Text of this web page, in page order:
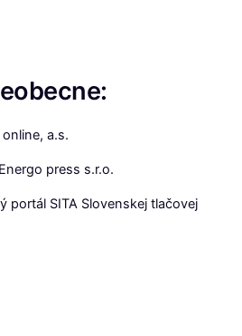
a.s.
press s.r.o.
portál SITA Slovenskej tlačovej